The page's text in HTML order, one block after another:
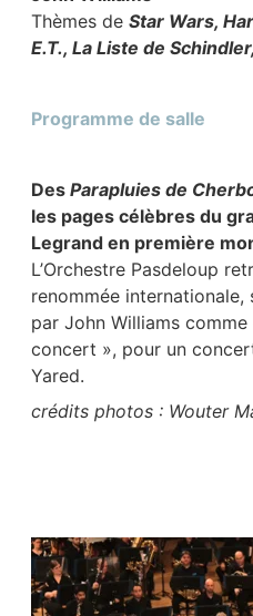
Thèmes de Star Wars,
E.T., La Liste de Schindler
Programme de salle
Des Parapluies de
les pages célèbres du
Legrand en première
L’Orchestre Pasdeloup
renommée
par John Williams
concert », pour un
Yared.
crédits photos : Wouter